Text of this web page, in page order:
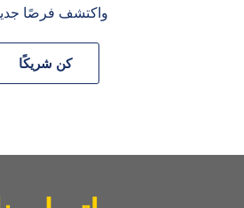
واكتشف فرصًا
كن شريكًا